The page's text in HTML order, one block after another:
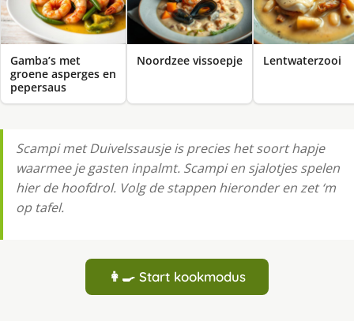
Gamba’s met
groene asperges en
pepersaus
Noordzee vissoepje Lentwaterzooi
Scampi met Duivelssausje is precies het soort hapje
waarmee je gasten inpalmt. Scampi en sjalotjes spelen
hier de hoofdrol. Volg de stappen hieronder en zet ‘m
op tafel.
👩‍🍳 Start kookmodus